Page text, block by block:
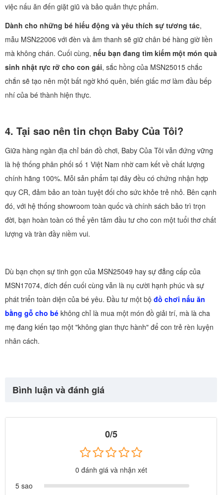
việc nấu ăn đến giặt giũ và bảo quản thực phẩm.
Dành cho những bé hiếu động và yêu thích sự tương tác,
mẫu MSN22006 với đèn và âm thanh sẽ giữ chân bé hàng giờ liền
mà không chán. Cuối cùng, nếu bạn đang tìm kiếm một món quà
sinh nhật rực rỡ cho con gái, sắc hồng của MSN25015 chắc
chắn sẽ tạo nên một bất ngờ khó quên, biến giấc mơ làm đầu bếp
nhí của bé thành hiện thực.
4. Tại sao nên tin chọn Baby Của Tôi?
Giữa hàng ngàn địa chỉ bán đồ chơi, Baby Của Tôi vẫn đứng vững
là hệ thống phân phối số 1 Việt Nam nhờ cam kết về chất lượng
chính hãng 100%. Mỗi sản phẩm tại đây đều có chứng nhận hợp
quy CR, đảm bảo an toàn tuyệt đối cho sức khỏe trẻ nhỏ. Bên cạnh
đó, với hệ thống showroom toàn quốc và chính sách bảo trì trọn
đời, bạn hoàn toàn có thể yên tâm đầu tư cho con một tuổi thơ chất
lượng và tràn đầy niềm vui.
Dù bạn chọn sự tinh gọn của MSN25049 hay sự đẳng cấp của
MSN17074, đích đến cuối cùng vẫn là nụ cười hạnh phúc và sự
phát triển toàn diện của bé yêu. Đầu tư một bộ đồ chơi nấu ăn
bằng gỗ cho bé không chỉ là mua một món đồ giải trí, mà là cha
mẹ đang kiến tạo một "không gian thực hành" để con trẻ rèn luyện
nhân cách.
Bình luận và đánh giá
0/5
0 đánh giá và nhận xét
5 sao